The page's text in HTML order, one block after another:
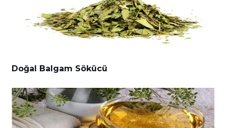
Doğal Balgam Sökücü